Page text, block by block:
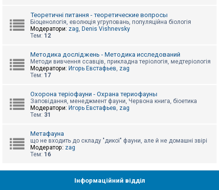
б
е
д
п
о
е
й
А
Теоретичні питання - теоретические вопросы
Біоценологія, еволюція угруповань, популяційна біологія
Модератори: zag, Denis Vishnevsky
Тем: 12
Методика досліджень - Методика исследований
Методи вивчення ссавців, прикладна теріологія, медтеріологія
Модератори: Игорь Евстафьев, zag
Тем: 17
Охорона теріофауни - Охрана териофауны
Заповідання, менеджмент фауни, Червона книга, біоетика
Модератори: Игорь Евстафьев, zag
Тем: 31
Метафауна
що не входить до складу "дикої" фауни, але й не домашні звірі
Модератор: zag
Тем: 16
Інформаційний відділ